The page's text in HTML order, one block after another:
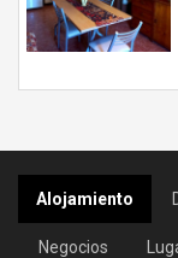
Alojamiento
Negocios